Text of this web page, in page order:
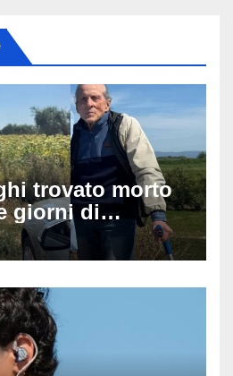
trovato morto
giorni di
dell’80enne
essere